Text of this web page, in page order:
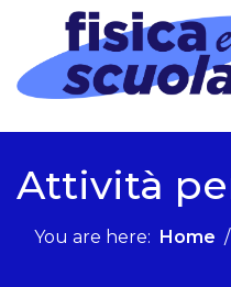
Attività
You are here: Home